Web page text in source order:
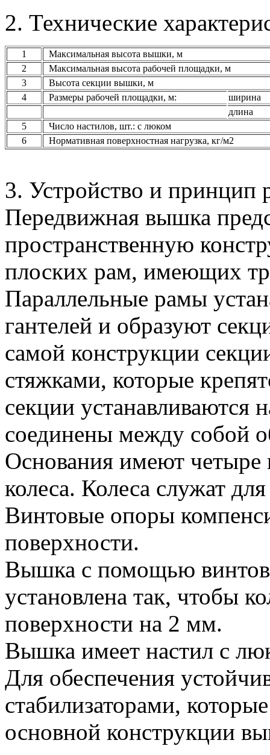
2. Технические
1
Максимальная высота вышки, м
2
Максимальная высота рабочей площадки, м
3
Высота секции вышки, м
4
Размеры рабочей площадки, м:
ширина
длина
5
Число настилов, шт.: с люком
6
Нормативная поверхностная нагрузка, кг/м2
3. Устройство и принцип
Передвижная вышка
пространственную
плоских рам, имеющих
Параллельные рамы
гантелей и образуют
самой конструкции
стяжками, которые
секции устанавливаются
соединены между собой
Основания имеют
колеса. Колеса служат
Винтовые опоры
поверхности.
Вышка с помощью
установлена так, чтобы
поверхности на 2 мм.
Вышка имеет настил с
Для обеспечения
стабилизаторами,
основной конструкции